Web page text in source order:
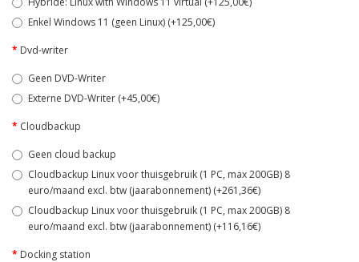
Enkel Windows 11 (geen Linux) (+125,00€)
Dvd-writer
Geen DVD-Writer
Externe DVD-Writer (+45,00€)
Cloudbackup
Geen cloud backup
Cloudbackup Linux voor thuisgebruik (1 PC, max 200GB) 8
euro/maand excl. btw (jaarabonnement) (+261,36€)
Cloudbackup Linux voor thuisgebruik (1 PC, max 200GB) 8
euro/maand excl. btw (jaarabonnement) (+116,16€)
Docking station